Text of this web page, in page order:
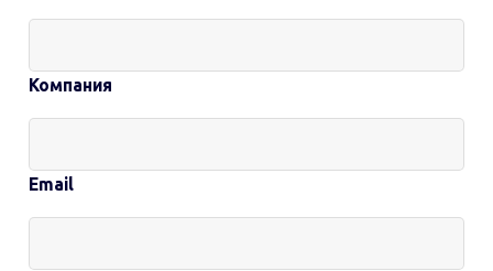
информация
Компания
Email